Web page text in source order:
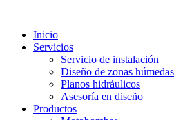
Inicio
Servicios
Servicio de instalación
Diseño de zonas húmedas
Planos hidráulicos
Asesoría en diseño
Productos